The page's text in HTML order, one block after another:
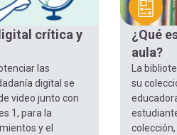
crítica y
las
digital se
video junto con
1, para la
y el
¿Qué
aula?
La
su